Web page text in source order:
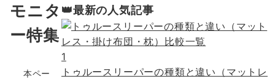
モニタ
ー特集
本ペー
👑最新の人気記事
1
トゥルースリーパーの種類と違い（マットレ